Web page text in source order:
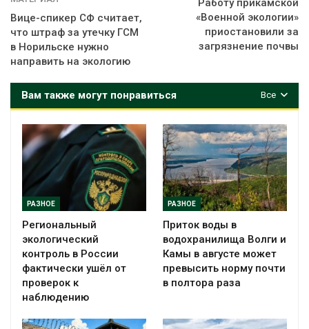
Вице-спикер СФ считает,
что штраф за утечку ГСМ
в Норильске нужно
направить на экологию
Работу прикамской
«Военной экологии»
приостановили за
загрязнение почвы
Все
Вам также могут понравиться
РАЗНОЕ
Региональный
экологический
контроль в России
фактически ушёл от
проверок к
наблюдению
РАЗНОЕ
Приток воды в
водохранилища Волги и
Камы в августе может
превысить норму почти
в полтора раза